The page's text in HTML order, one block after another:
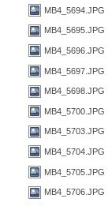
MB4_5694.JPG
MB4_5695.JPG
MB4_5696.JPG
MB4_5697.JPG
MB4_5698.JPG
MB4_5700.JPG
MB4_5703.JPG
MB4_5704.JPG
MB4_5705.JPG
MB4_5706.JPG